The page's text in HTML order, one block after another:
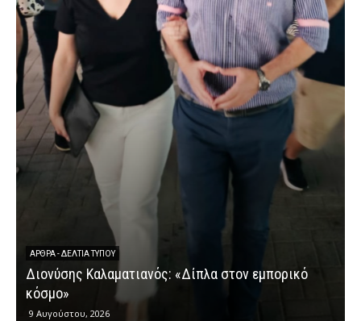
ΆΡΘΡΑ - ΔΕΛΤΊΑ ΤΎΠΟΥ
Διονύσης Καλαματιανός: «Δίπλα στον εμπορικό
κόσμο»
9 Αυγούστου, 2026